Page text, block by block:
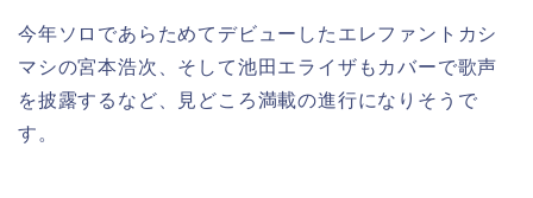
今年ソロであらためてデビューしたエレファントカシ
マシの宮本浩次、そして池田エライザもカバーで歌声
を披露するなど、見どころ満載の進行になりそうで
す。